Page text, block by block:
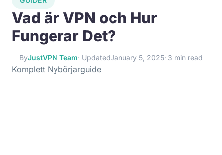
Vad är VPN och Hur
Fungerar Det?
ByJustVPN Team· UpdatedJanuary 5, 2025· 3 min read
Komplett Nybörjarguide